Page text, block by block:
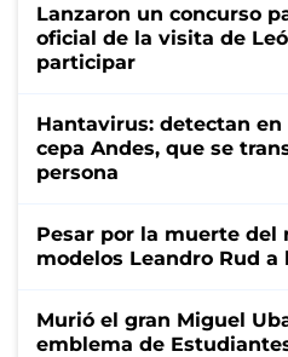
Lanzaron un concurso
oficial de la visita de
participar
Hantavirus: detectan en
cepa Andes, que se
persona
Pesar por la muerte del
modelos Leandro Rud a
Murió el gran Miguel
emblema de